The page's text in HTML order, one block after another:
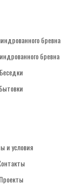
бревна
бревна
Беседки
Бытовки
и условия
Проекты